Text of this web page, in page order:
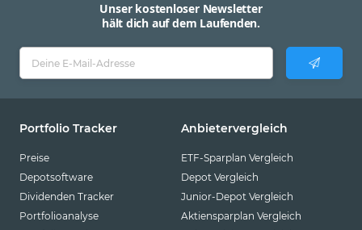
Unser kostenloser Newsletter
hält dich auf dem Laufenden.
Portfolio Tracker
Preise
Depotsoftware
Dividenden Tracker
Portfolioanalyse
Anbietervergleich
ETF-Sparplan Vergleich
Depot Vergleich
Junior-Depot Vergleich
Aktiensparplan Vergleich